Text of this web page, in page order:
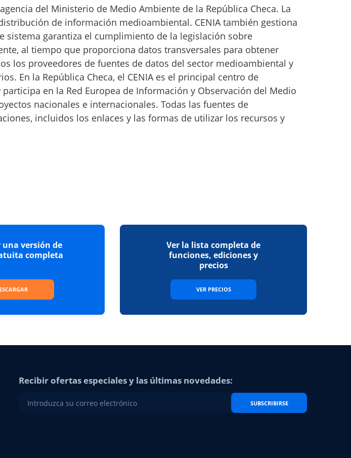
del Ministerio de Medio Ambiente de la República Checa. La
de información medioambiental. CENIA también gestiona
sistema garantiza el cumplimiento de la legislación sobre
al tiempo que proporciona datos transversales para obtener
los proveedores de fuentes de datos del sector medioambiental y
En la República Checa, el CENIA es el principal centro de
en la Red Europea de Información y Observación del Medio
nacionales e internacionales. Todas las fuentes de
incluidos los enlaces y las formas de utilizar los recursos y
una versión de
completa
Ver la lista completa de
funciones, ediciones y
precios
VER PRECIOS
Recibir ofertas especiales y las últimas novedades:
SUBSCRIBIRSE